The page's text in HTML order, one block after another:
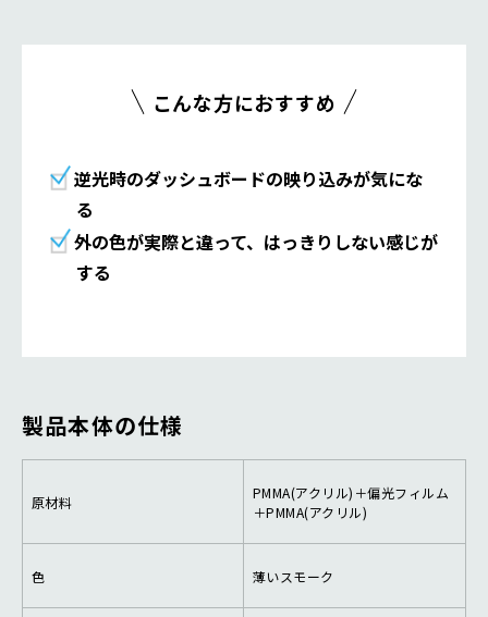
こんな方におすすめ
逆光時のダッシュボードの映り込みが気にな
る
外の⾊が実際と違って、はっきりしない感じが
する
製品本体の仕様
原材料
PMMA(アクリル)＋偏光フィルム
＋PMMA(アクリル)
色 薄いスモーク